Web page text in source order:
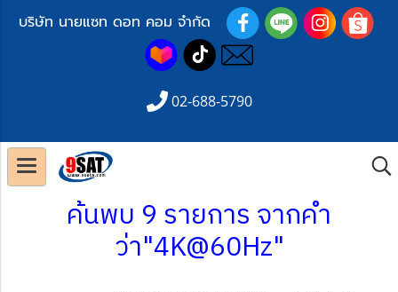
บริษัท นายแซท ดอท คอม จำกัด
02-688-5790
ค้นพบ 9 รายการ จากคำ
ว่า"4K@60Hz"